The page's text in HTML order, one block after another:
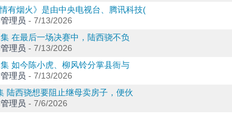
有烟火》是由中央电视台、腾讯科技(
理员 -7/13/2026
在最后一场决赛中，陆西骁不负
理员 -7/13/2026
如今陈小虎、柳风铃分掌县衙与
理员 -7/13/2026
陆西骁想要阻止继母卖房子，便伙
理员 -7/6/2026